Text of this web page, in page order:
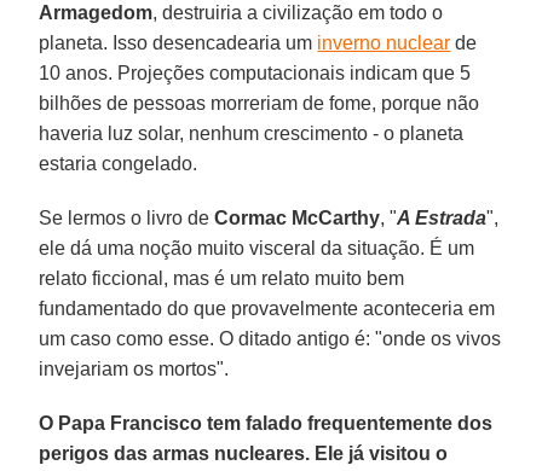
Armagedom, destruiria a civilização em todo o
planeta. Isso desencadearia um inverno nuclear de
10 anos. Projeções computacionais indicam que 5
bilhões de pessoas morreriam de fome, porque não
haveria luz solar, nenhum crescimento - o planeta
estaria congelado.
Se lermos o livro deCormac McCarthy, "A Estrada",
ele dá uma noção muito visceral da situação. É um
relato ficcional, mas é um relato muito bem
fundamentado do que provavelmente aconteceria em
um caso como esse. O ditado antigo é: "onde os vivos
invejariam os mortos".
O Papa Francisco tem falado frequentemente dos
perigos das armas nucleares. Ele já visitou o